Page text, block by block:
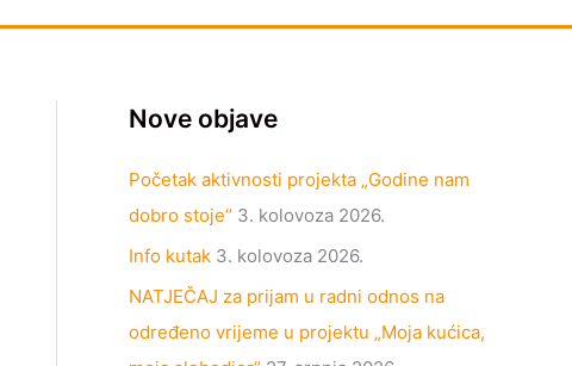
Nove objave
Početak aktivnosti projekta „Godine nam
dobro stoje“ 3. kolovoza 2026.
Info kutak 3. kolovoza 2026.
NATJEČAJ za prijam u radni odnos na
određeno vrijeme u projektu „Moja kućica,
o
j
e
a